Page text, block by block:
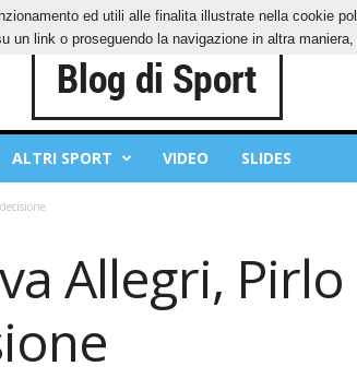
ALTRI SPORT VIDEO SLIDES
Allegri,
ed utili alle finalita illustrate nella cookie
un link o proseguendo la navigazione in altra